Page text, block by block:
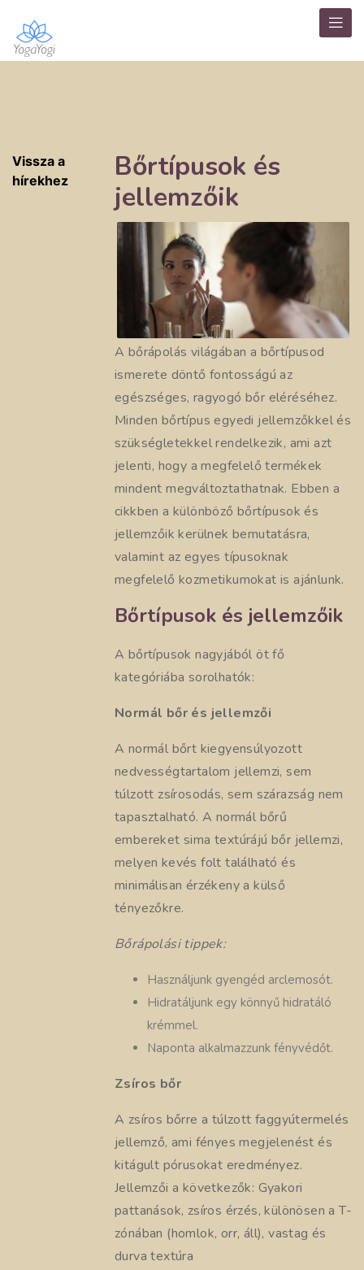
Vissza a
hírekhez
Bőrtípusok és
jellemzőik
A bőrápolás világában a bőrtípusod
ismerete döntő fontosságú az
egészséges, ragyogó bőr eléréséhez.
Minden bőrtípus egyedi jellemzőkkel és
szükségletekkel rendelkezik, ami azt
jelenti, hogy a megfelelő termékek
mindent megváltoztathatnak. Ebben a
cikkben a különböző bőrtípusok és
jellemzőik kerülnek bemutatásra,
valamint az egyes típusoknak
megfelelő kozmetikumokat is ajánlunk.
Bőrtípusok és jellemzőik
A bőrtípusok nagyjából öt fő
kategóriába sorolhatók:
Normál bőr és jellemzői
A normál bőrt kiegyensúlyozott
nedvességtartalom jellemzi, sem
túlzott zsírosodás, sem szárazság nem
tapasztalható. A normál bőrű
embereket sima textúrájú bőr jellemzi,
melyen kevés folt található és
minimálisan érzékeny a külső
tényezőkre.
Bőrápolási tippek:
Használjunk gyengéd arclemosót.
Hidratáljunk egy könnyű hidratáló
krémmel.
Naponta alkalmazzunk fényvédőt.
Zsíros bőr
A zsíros bőrre a túlzott faggyútermelés
jellemző, ami fényes megjelenést és
kitágult pórusokat eredményez.
Jellemzői a következők: Gyakori
pattanások, zsíros érzés, különösen a T-
zónában (homlok, orr, áll), vastag és
durva textúra